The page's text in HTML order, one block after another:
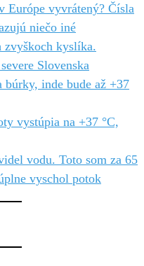
Európe vyvrátený? Čísla
niečo iné
zvyškoch kyslíka.
Slovenska
inde bude až +37
vystúpia na +37 °C,
vodu. Toto som za 65
vyschol potok